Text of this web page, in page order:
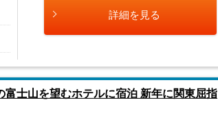
詳細を見る
富士山を望むホテルに宿泊 新年に関東屈指